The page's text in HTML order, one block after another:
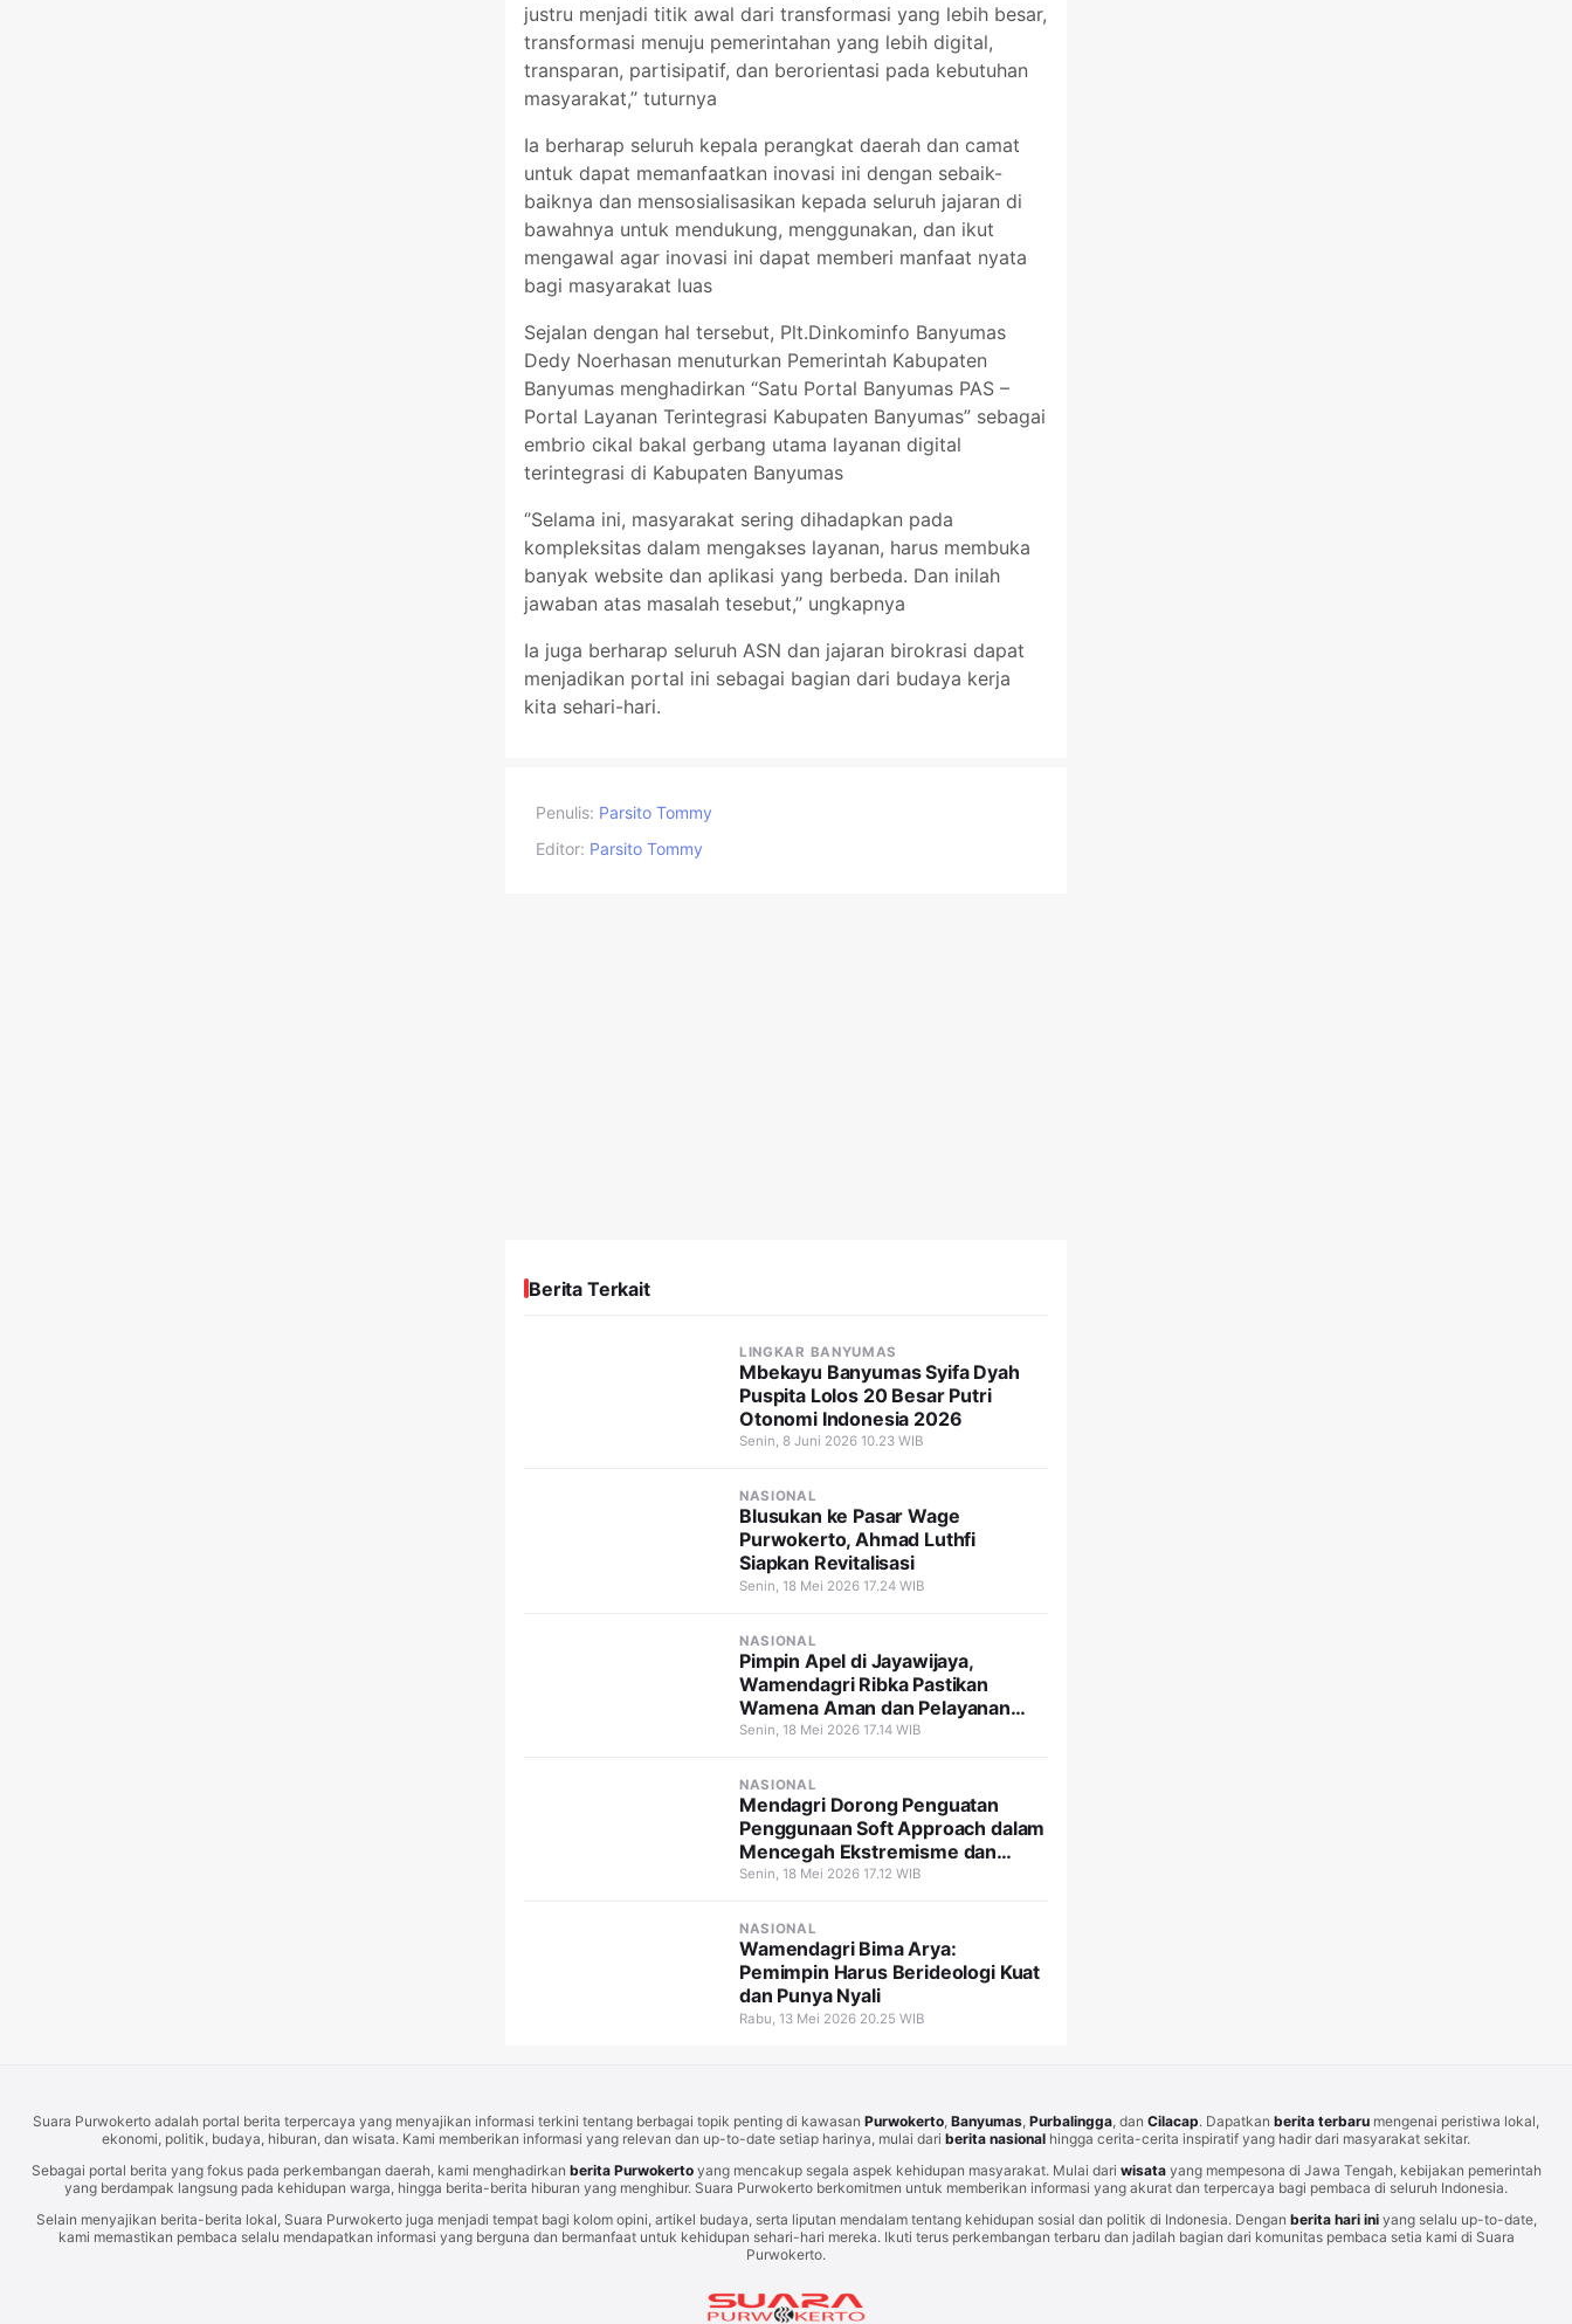
justru menjadi titik awal dari transformasi yang lebih besar,
transformasi menuju pemerintahan yang lebih digital,
transparan, partisipatif, dan berorientasi pada kebutuhan
masyarakat,’’ tuturnya
Ia berharap seluruh kepala perangkat daerah dan camat
untuk dapat memanfaatkan inovasi ini dengan sebaik-
baiknya dan mensosialisasikan kepada seluruh jajaran di
bawahnya untuk mendukung, menggunakan, dan ikut
mengawal agar inovasi ini dapat memberi manfaat nyata
bagi masyarakat luas
Sejalan dengan hal tersebut, Plt.Dinkominfo Banyumas
Dedy Noerhasan menuturkan Pemerintah Kabupaten
Banyumas menghadirkan “Satu Portal Banyumas PAS –
Portal Layanan Terintegrasi Kabupaten Banyumas” sebagai
embrio cikal bakal gerbang utama layanan digital
terintegrasi di Kabupaten Banyumas
‘’Selama ini, masyarakat sering dihadapkan pada
kompleksitas dalam mengakses layanan, harus membuka
banyak website dan aplikasi yang berbeda. Dan inilah
jawaban atas masalah tesebut,’’ ungkapnya
Ia juga berharap seluruh ASN dan jajaran birokrasi dapat
menjadikan portal ini sebagai bagian dari budaya kerja
kita sehari-hari.
Penulis: Parsito Tommy
Editor: Parsito Tommy
Berita Terkait
LINGKAR BANYUMAS
Mbekayu Banyumas Syifa Dyah
Puspita Lolos 20 Besar Putri
Otonomi Indonesia 2026
Senin, 8 Juni 2026 10.23 WIB
NASIONAL
Blusukan ke Pasar Wage
Purwokerto, Ahmad Luthfi
Siapkan Revitalisasi
Senin, 18 Mei 2026 17.24 WIB
NASIONAL
Pimpin Apel di Jayawijaya,
Wamendagri Ribka Pastikan
Wamena Aman dan Pelayanan
Tetap Berjalan
Senin, 18 Mei 2026 17.14 WIB
NASIONAL
Mendagri Dorong Penguatan
Penggunaan Soft Approach dalam
Mencegah Ekstremisme dan
Terorisme
Senin, 18 Mei 2026 17.12 WIB
NASIONAL
Wamendagri Bima Arya:
Pemimpin Harus Berideologi Kuat
dan Punya Nyali
Rabu, 13 Mei 2026 20.25 WIB
Suara Purwokerto adalah portal berita terpercaya yang menyajikan informasi terkini tentang berbagai topik penting di kawasan Purwokerto Banyumas Purbalingga , dan Cilacap. Dapatkan berita terbaru mengenai peristiwa lokal,
ekonomi, politik, budaya, hiburan, dan wisata. Kami memberikan informasi yang relevan dan up-to-date setiap harinya, mulai dari berita nasional hingga cerita-cerita inspiratif yang hadir dari masyarakat sekitar.
Sebagai portal berita yang fokus pada perkembangan daerah, kami menghadirkan berita Purwokertoyang mencakup segala aspek kehidupan masyarakat. Mulai dari wisatayang mempesona di Jawa Tengah, kebijakan pemerintah
yang berdampak langsung pada kehidupan warga, hingga berita-berita hiburan yang menghibur. Suara Purwokerto berkomitmen untuk memberikan informasi yang akurat dan terpercaya bagi pembaca di seluruh Indonesia.
Selain menyajikan berita-berita lokal, Suara Purwokerto juga menjadi tempat bagi kolom opini, artikel budaya, serta liputan mendalam tentang kehidupan sosial dan politik di Indonesia. Dengan berita hari iniyang selalu up-to-date,
kami memastikan pembaca selalu mendapatkan informasi yang berguna dan bermanfaat untuk kehidupan sehari-hari mereka. Ikuti terus perkembangan terbaru dan jadilah bagian dari komunitas pembaca setia kami di Suara
Purwokerto.